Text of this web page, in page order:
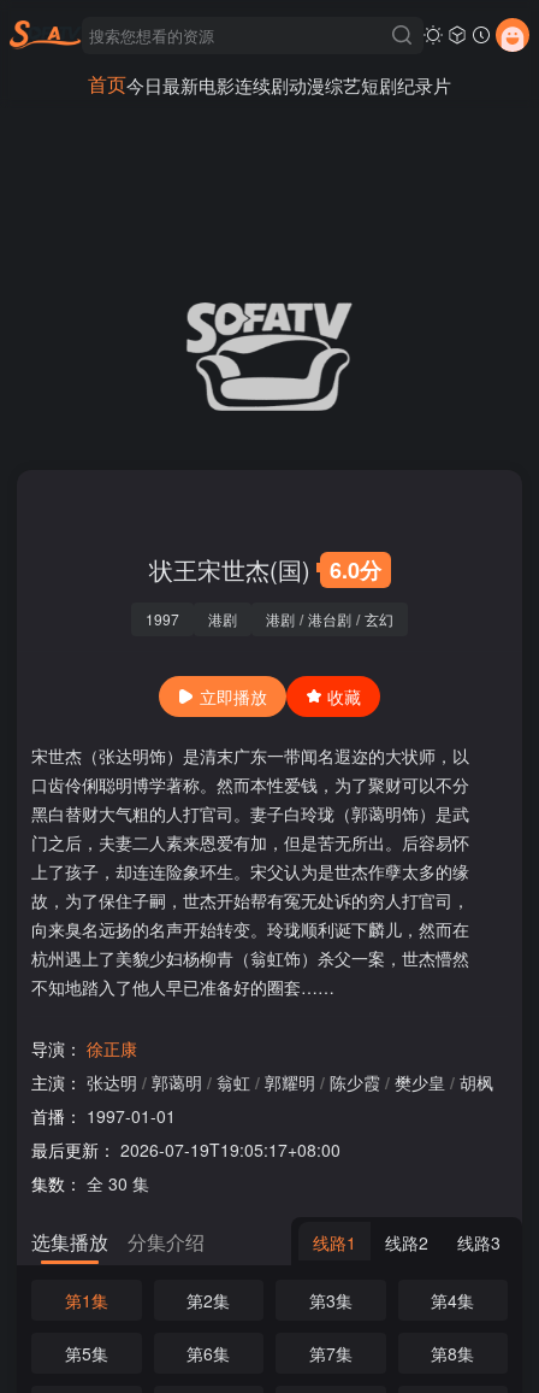
首页今日最新电影连续剧动漫综艺短剧纪录片
状王宋世杰(国) 6.0分
1997 港剧 港剧 / 港台剧 / 玄幻
立即播放 收藏
宋世杰（张达明饰）是清末广东一带闻名遐迩的大状师，以
口齿伶俐聪明博学著称。然而本性爱钱，为了聚财可以不分
黑白替财大气粗的人打官司。妻子白玲珑（郭蔼明饰）是武
门之后，夫妻二人素来恩爱有加，但是苦无所出。后容易怀
上了孩子，却连连险象环生。宋父认为是世杰作孽太多的缘
故，为了保住子嗣，世杰开始帮有冤无处诉的穷人打官司，
向来臭名远扬的名声开始转变。玲珑顺利诞下麟儿，然而在
杭州遇上了美貌少妇杨柳青（翁虹饰）杀父一案，世杰懵然
不知地踏入了他人早已准备好的圈套……
导演： 徐正康
主演： 张达明 / 郭蔼明 / 翁虹 / 郭耀明 / 陈少霞 / 樊少皇 / 胡枫
首播： 1997-01-01
最后更新： 2026-07-19T19:05:17+08:00
集数： 全 30 集
选集播放 分集介绍 线路1 线路2 线路3
第1集 第2集 第3集 第4集
第5集 第6集 第7集 第8集